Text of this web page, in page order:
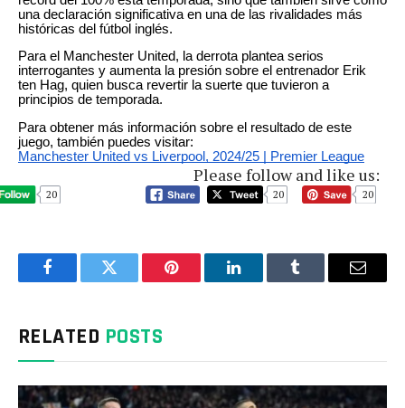
una declaración significativa en una de las rivalidades más
históricas del fútbol inglés.
Para el Manchester United, la derrota plantea serios
interrogantes y aumenta la presión sobre el entrenador Erik
ten Hag, quien busca revertir la suerte que tuvieron a
principios de temporada.
Para obtener más información sobre el resultado de este
juego, también puedes visitar:
Manchester United vs Liverpool, 2024/25 | Premier League
Please follow and like us:
20 20 20
FacebookTwitter Pinterest LinkedInTumblr Email
RELATED POSTS